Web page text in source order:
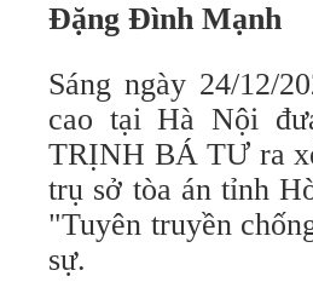
Đặng Đình Mạnh
Sáng ngày 24/12/
cao tại Hà Nội
TRỊNH BÁ TƯ ra
trụ sở tòa án tỉnh
"Tuyên truyền
sự.